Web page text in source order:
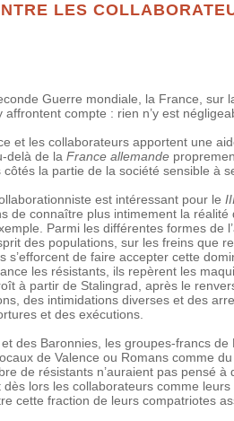
LES
Guerre mondiale, la France, sur
affrontent compte : rien n’y est
et les collaborateurs apportent une
delà de la France allemande
la partie de la société sensible à
est intéressant pour le
de connaître plus intimement la
Parmi les différentes formes de
des populations, sur les freins que
s’efforcent de faire accepter cette
les résistants, ils repèrent les
à partir de Stalingrad, après le
des intimidations diverses et des
et des exécutions.
des Baronnies, les groupes-francs
de Valence ou Romans comme
de résistants n’auraient pas pensé
lors les collaborateurs comme
cette fraction de leurs compatriotes